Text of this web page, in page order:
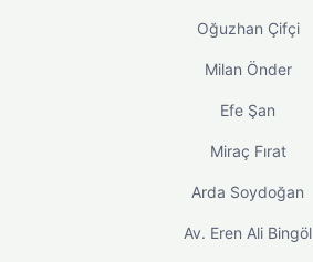
Oğuzhan Çifçi
Milan Önder
Efe Şan
Miraç Fırat
Arda Soydoğan
Av. Eren Ali Bingöl